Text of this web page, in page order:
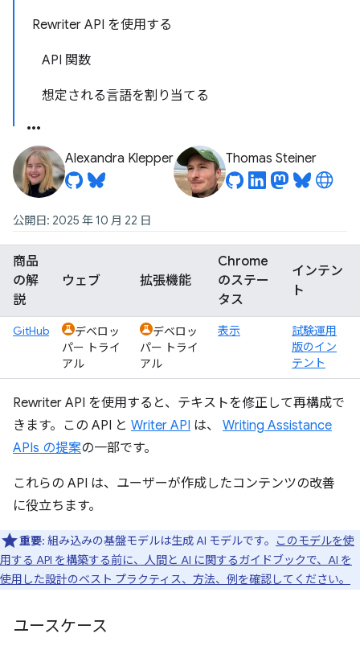
Rewriter API を使用する
API 関数
想定される言語を割り当てる
Alexandra Klepper Thomas Steiner
公開日: 2025 年 10 月 22 日
商品
の解
説
ウェブ 拡張機能
Chrome
のステー
タス
インテン
ト
GitHub
デベロッ
パー トライ
アル
デベロッ
パー トライ
アル
表示
試験運用
版のイン
テント
Rewriter API を使用すると、テキストを修正して再構成で
きます。この API と Writer API は、 Writing Assistance
APIs の提案の一部です。
これらの API は、ユーザーが作成したコンテンツの改善
に役立ちます。
重要: 組み込みの基盤モデルは生成 AI モデルです。
このモデルを使
用する API を構築する前に、人間と AI に関するガイドブックで、AI を
使用した設計のベスト プラクティス、方法、例を確認してください。
ユースケース